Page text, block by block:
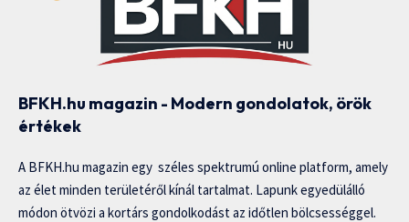
BFKH.hu magazin - Modern gondolatok, örök
értékek
A BFKH.hu magazin egy széles spektrumú online platform, amely
az élet minden területéről kínál tartalmat. Lapunk egyedülálló
módon ötvözi a kortárs gondolkodást az időtlen bölcsességgel.